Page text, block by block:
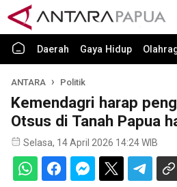
Daerah Gaya Hidup
ANTARA Politik
Kemendagri harap
Otsus di Tanah Papua
Selasa, 14 April 2026 14:24 WIB